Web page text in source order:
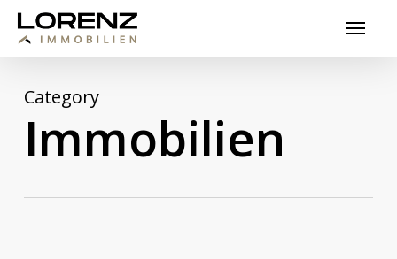
Skip
main
Menu
Category
Immobilien